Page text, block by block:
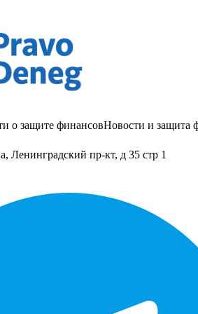
о защите финансовНовости и защита
Ленинградский пр-кт, д 35 стр 1